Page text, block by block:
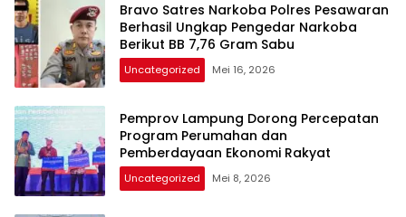
Bravo Satres Narkoba Polres Pesawaran
Berhasil Ungkap Pengedar Narkoba
Berikut BB 7,76 Gram Sabu
Uncategorized Mei 16, 2026
Pemprov Lampung Dorong Percepatan
Program Perumahan dan
Pemberdayaan Ekonomi Rakyat
Uncategorized Mei 8, 2026